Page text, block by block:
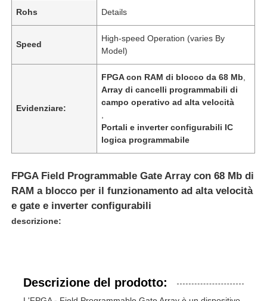
Rohs Details
Speed
High-speed Operation (varies By
Model)
Evidenziare:
FPGA con RAM di blocco da 68 Mb
Array di cancelli programmabili di
campo operativo ad alta velocità
Portali e inverter configurabili IC
logica programmabile
FPGA Field Programmable Gate Array con 68 Mb di
RAM a blocco per il funzionamento ad alta velocità
e gate e inverter configurabili
descrizione:
Descrizione del prodotto: